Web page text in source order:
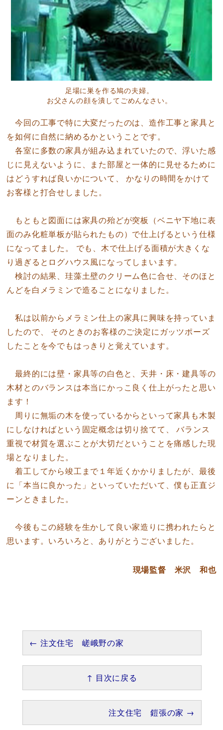
足場に巣を作る鳩の夫婦。
お父さんの顔を潰してごめんなさい。
今回の工事で特に大変だったのは、造作工事と家具と
を如何に自然に納めるかということです。
各室に多数の家具が組み込まれていたので、浮いた感
じに見えないように、また部屋と一体的に見せるために
はどうすれば良いかについて、 かなりの時間をかけて
お客様と打合せしました。
もともと図面には家具の殆どが突板（ベニヤ下地に表
面のみ化粧単板が貼られたもの）で仕上げるという仕様
になってました。 でも、木で仕上げる面積が大きくな
り過ぎるとログハウス風になってしまいます。
検討の結果、珪藻土壁のクリーム色に合せ、そのほと
んどを白メラミンで造ることになりました。
私は以前からメラミン仕上の家具に興味を持っていま
したので、 そのときのお客様のご決定にガッツポーズ
したことを今でもはっきりと覚えています。
最終的には壁・家具等の白色と、天井・床・建具等の
木材とのバランスは本当にかっこ良く仕上がったと思い
ます！
周りに無垢の木を使っているからといって家具も木製
にしなければという固定概念は切り捨てて、 バランス
重視で材質を選ぶことが大切だということを痛感した現
場となりました。
着工してから竣工まで１年近くかかりましたが、最後
に「本当に良かった」といっていただいて、僕も正直ジ
ーンときました。
今後もこの経験を生かして良い家造りに携われたらと
思います。いろいろと、ありがとうございました。
現場監督 米沢 和也
← 注文住宅 嵯峨野の家
↑ 目次に戻る
注文住宅 鎧張の家 →